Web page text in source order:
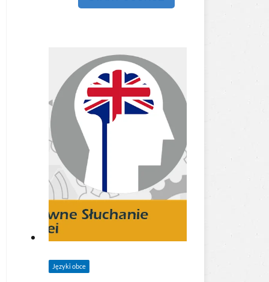
Języki obce